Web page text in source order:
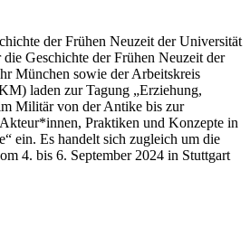
der Frühen Neuzeit der Universität
Geschichte der Frühen Neuzeit der
München sowie der Arbeitskreis
laden zur Tagung „Erziehung,
Militär von der Antike bis zur
Praktiken und Konzepte in
ein. Es handelt sich zugleich um die
4. bis 6. September 2024 in Stuttgart